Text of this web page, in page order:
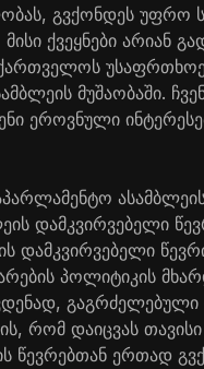
გვქონდეს უფრო
ქვეყნები არიან
მუშაობაში.
ეროვნული
დამკვირვებელი
დამკვირვებელი
პოლიტიკის
რომ დაიცვას თავისი
წევრებთან ერთად